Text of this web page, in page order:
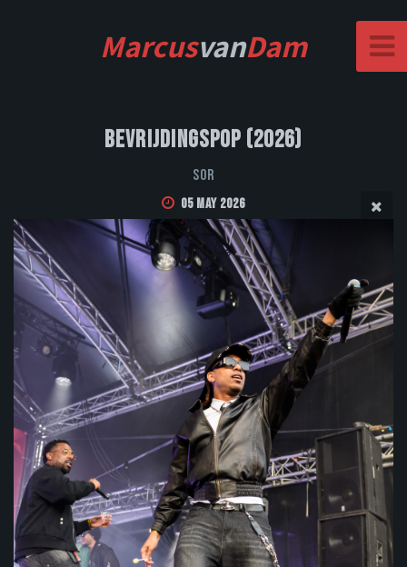
MarcusvanDam
Bevrijdingspop (2026)
Sor
05 May 2026